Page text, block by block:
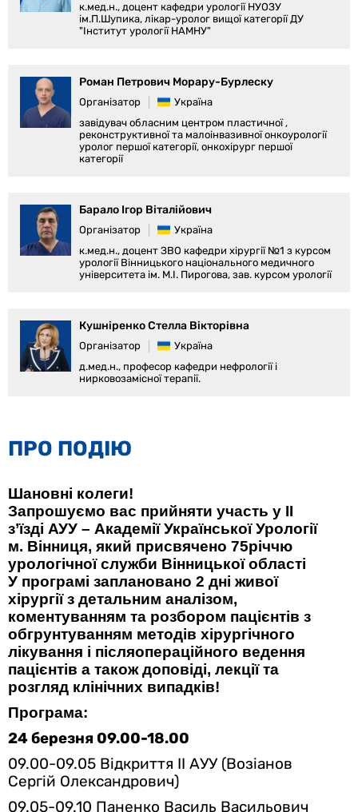
к.мед.н., доцент кафедри урології НУОЗУ
ім.П.Шупика, лікар-уролог вищої категорії ДУ
"Інститут урології НАМНУ"
Роман Петрович Морару-Бурлеску
Організатор
Україна
завідувач обласним центром пластичної ,
реконструктивної та малоінвазивної онкоурології
уролог першої категорії, онкохірург першої
категорії
Барало Ігор Віталійович
Організатор
Україна
к.мед.н., доцент ЗВО кафедри хірургії №1 з курсом
урології Вінницького національного медичного
університета ім. М.І. Пирогова, зав. курсом урології
Кушніренко Стелла Вікторівна
Організатор
Україна
д.мед.н., професор кафедри нефрології і
нирковозамісної терапії.
ПРО ПОДІЮ
Шановні колеги!
Запрошуємо вас прийняти участь у II
з’їзді АУУ – Академії Української Урології
м. Вінниця, який присвячено 75річчю
урологічної служби Вінницької області
У програмі заплановано 2 дні живої
хірургії з детальним аналізом,
коментуванням та розбором пацієнтів з
обгрунтуванням методів хірургічного
лікування і післяопераційного ведення
пацієнтів а також доповіді, лекції та
розгляд клінічних випадків!
Програма:
24 березня 09.00-18.00
09.00-09.05 Відкриття II АУУ (Возіанов
Сергій Олександрович)
09.05-09.10 Паненко Василь Васильович